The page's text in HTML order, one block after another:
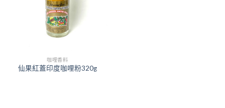
咖哩香料
仙果紅蓋印度咖哩粉320g